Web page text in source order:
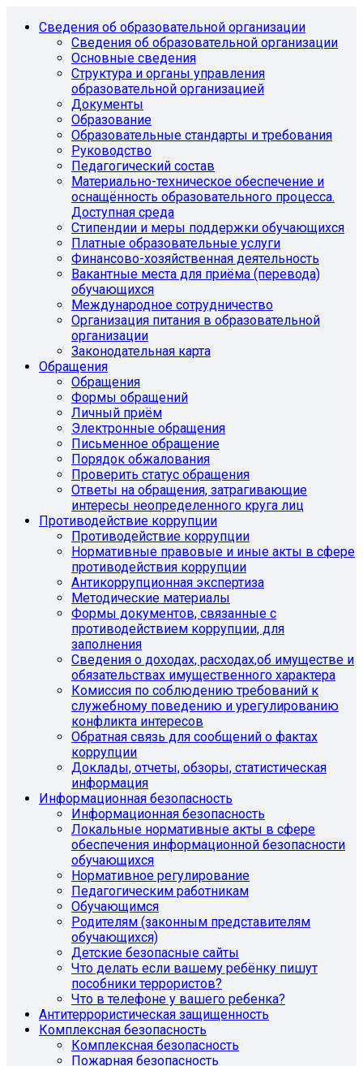
Сведения об образовательной организации
Сведения об образовательной организации
Основные сведения
Структура и органы управления
образовательной организацией
Документы
Образование
Образовательные стандарты и требования
Руководство
Педагогический состав
Материально-техническое обеспечение и
оснащённость образовательного процесса.
Доступная среда
Стипендии и меры поддержки обучающихся
Платные образовательные услуги
Финансово-хозяйственная деятельность
Вакантные места для приёма (перевода)
обучающихся
Международное сотрудничество
Организация питания в образовательной
организации
Законодательная карта
Обращения
Обращения
Формы обращений
Личный приём
Электронные обращения
Письменное обращение
Порядок обжалования
Проверить статус обращения
Ответы на обращения, затрагивающие
интересы неопределенного круга лиц
Противодействие коррупции
Противодействие коррупции
Нормативные правовые и иные акты в сфере
противодействия коррупции
Антикоррупционная экспертиза
Методические материалы
Формы документов, связанные с
противодействием коррупции, для
заполнения
Сведения о доходах, расходах,об имуществе и
обязательствах имущественного характера
Комиссия по соблюдению требований к
служебному поведению и урегулированию
конфликта интересов
Обратная связь для сообщений о фактах
коррупции
Доклады, отчеты, обзоры, статистическая
информация
Информационная безопасность
Информационная безопасность
Локальные нормативные акты в сфере
обеспечения информационной безопасности
обучающихся
Нормативное регулирование
Педагогическим работникам
Обучающимся
Родителям (законным представителям
обучающихся)
Детские безопасные сайты
Что делать если вашему ребёнку пишут
пособники террористов?
Что в телефоне у вашего ребенка?
Антитеррористическая защищенность
Комплексная безопасность
Комплексная безопасность
Пожарная безопасность